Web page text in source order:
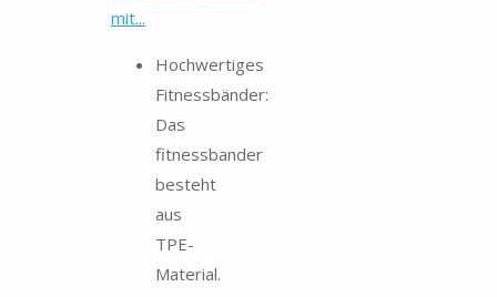
mit...
Hochwertiges
Fitnessbänder:
Das
fitnessbander
besteht
aus
TPE-
Material.